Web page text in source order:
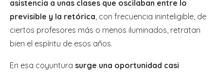
asistencia a unas clases que oscilaban entre lo
previsible y la retórica , con frecuencia ininteligible, de
ciertos profesores más o menos iluminados, retratan
bien el espíritu de esos años.
En esa coyuntura surge una oportunidad casi